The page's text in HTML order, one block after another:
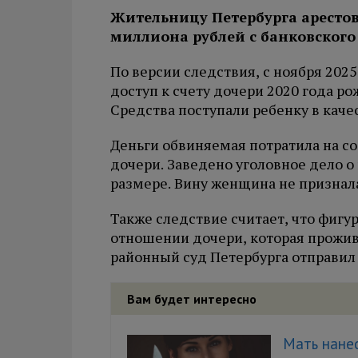
Жительницу Петербурга
миллиона рублей с
По версии следствия, с ноября
доступ к счету дочери 2020 года
Средства поступали ребенку в
Деньги обвиняемая потратила на
дочери. Заведено уголовное дело
размере. Вину женщина не
Также следствие считает, что
отношении дочери, которая
районный суд Петербурга
Вам будет интересно
Мать